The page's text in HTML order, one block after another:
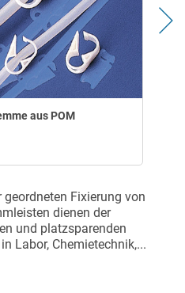
aus POM
Fixierung von
dienen der
und platzsparenden
Labor, Chemietechnik,...